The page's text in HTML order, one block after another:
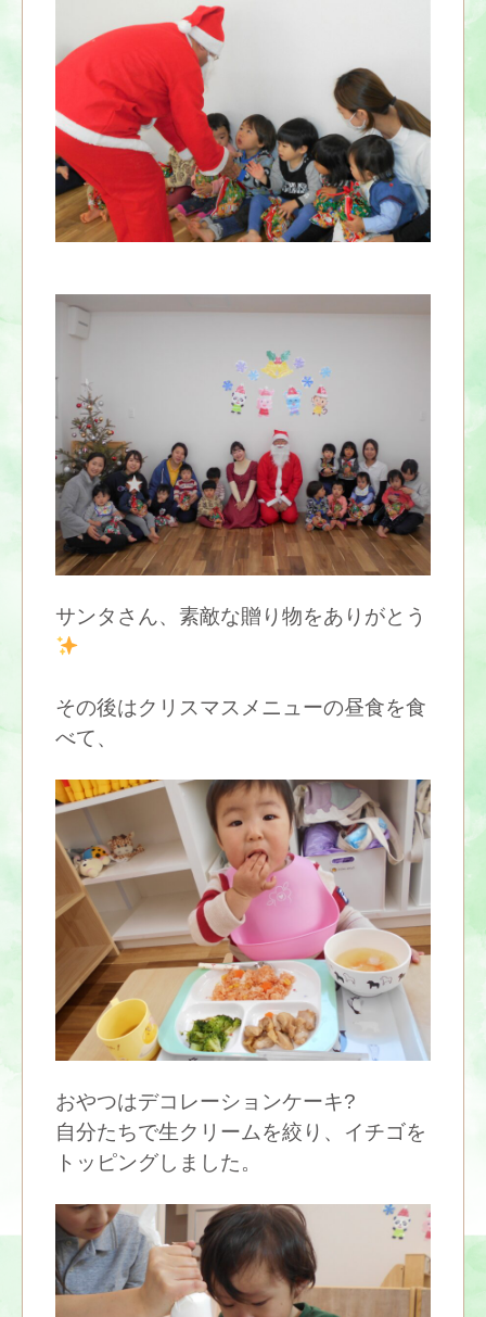
サンタさん、素敵な贈り物をありがとう
その後はクリスマスメニューの昼食を食
べて、
おやつはデコレーションケーキ?
自分たちで生クリームを絞り、イチゴを
トッピングしました。